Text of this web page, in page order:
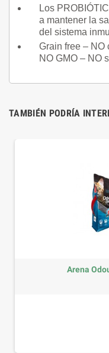
Los
a mantener la
del sistema
Grain free – NO
NO GMO – NO
TAMBIÉN PODRÍA
Arena